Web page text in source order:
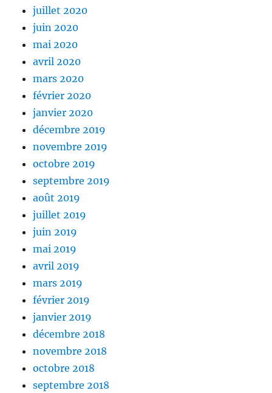
juillet 2020
juin 2020
mai 2020
avril 2020
mars 2020
février 2020
janvier 2020
décembre 2019
novembre 2019
octobre 2019
septembre 2019
août 2019
juillet 2019
juin 2019
mai 2019
avril 2019
mars 2019
février 2019
janvier 2019
décembre 2018
novembre 2018
octobre 2018
septembre 2018